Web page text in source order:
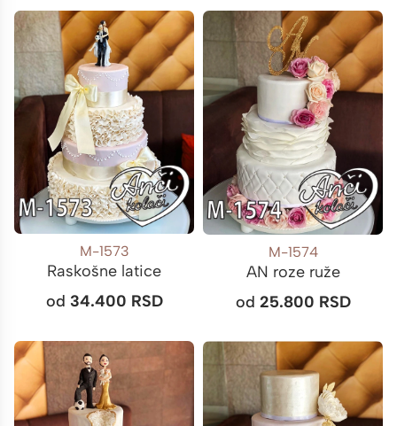
M-1573
Raskošne latice
od 34.400 RSD
M-1574
AN roze ruže
od 25.800 RSD